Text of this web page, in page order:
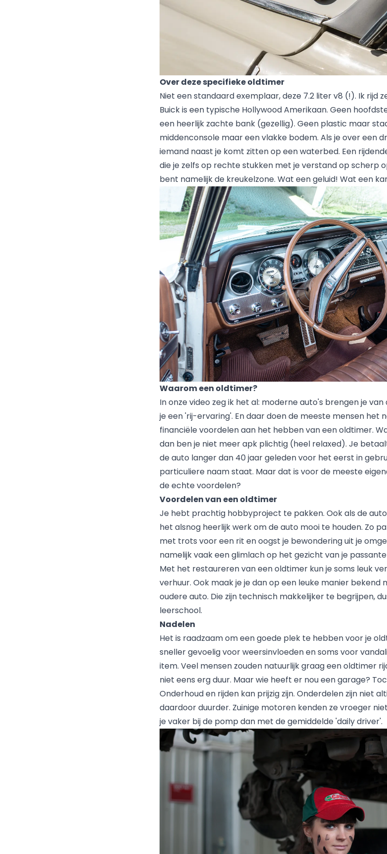
Over deze specifieke oldtimer
Niet een standaard exemplaar, deze 7.2 liter v8 (!). Ik rijd
Buick is een typische Hollywood Amerikaan. Geen
een heerlijk zachte bank (gezellig). Geen plastic maar
middenconsole maar een vlakke bodem. Als je over een
iemand naast je komt zitten op een waterbed. Een
die je zelfs op rechte stukken met je verstand op scherp
bent namelijk de kreukelzone. Wat een geluid! Wat een
Waarom een oldtimer?
In onze video zeg ik het al: moderne auto's brengen je
je een 'rij-ervaring'. En daar doen de meeste mensen het
financiële voordelen aan het hebben van een oldtimer.
dan ben je niet meer apk plichtig (heel relaxed). Je
de auto langer dan 40 jaar geleden voor het eerst in
particuliere naam staat. Maar dat is voor de meeste
de echte voordelen?
Voordelen van een oldtimer
Je hebt prachtig hobbyproject te pakken. Ook als de
het alsnog heerlijk werk om de auto mooi te houden. Zo
met trots voor een rit en oogst je bewondering uit je
namelijk vaak een glimlach op het gezicht van je
Met het restaureren van een oldtimer kun je soms leuk
verhuur. Ook maak je je dan op een leuke manier bekend
oudere auto. Die zijn technisch makkelijker te begrijpen,
leerschool.
Nadelen
Het is raadzaam om een goede plek te hebben voor je
sneller gevoelig voor weersinvloeden en soms voor
item. Veel mensen zouden natuurlijk graag een oldtimer
niet eens erg duur. Maar wie heeft er nou een garage?
Onderhoud en rijden kan prijzig zijn. Onderdelen zijn niet
daardoor duurder. Zuinige motoren kenden ze vroeger
je vaker bij de pomp dan met de gemiddelde 'daily driver'.